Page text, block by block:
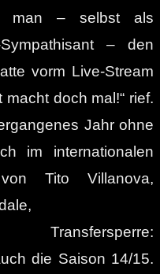
man – selbst als
Sympathisant – den
vorm Live-Stream
doch mal!“ rief.
Jahr ohne
im internationalen
Tito Villanova,
Transfersperre:
die Saison 14/15.